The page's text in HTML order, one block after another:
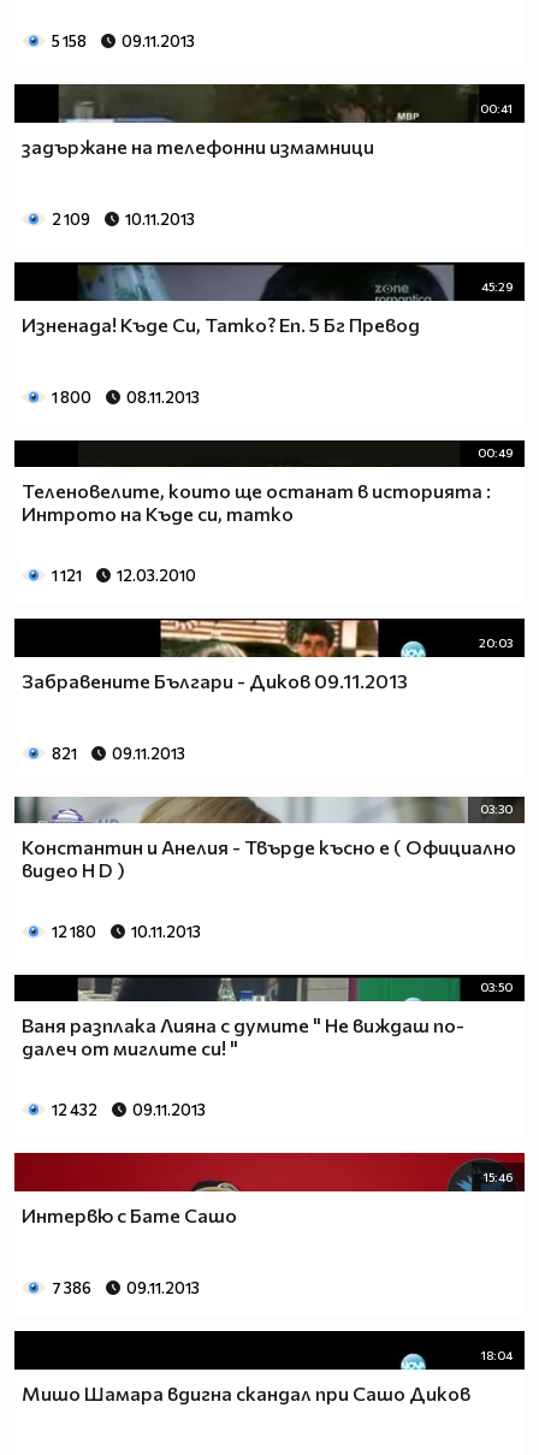
5 158 09.11.2013
00:41
задържане на телефонни измамници
2 109 10.11.2013
45:29
Изненада! Къде Си, Татко? Еп. 5 Бг Превод
1 800 08.11.2013
00:49
Теленовелите, които ще останат в историята :
Интрото на Къде си, татко
1 121 12.03.2010
20:03
Забравените Българи - Диков 09.11.2013
821 09.11.2013
03:30
Константин и Анелия - Твърде късно е ( Официално
видео H D )
12 180 10.11.2013
03:50
Ваня разплака Лияна с думите " Не виждаш по-
далеч от миглите си! "
12 432 09.11.2013
15:46
Интервю с Бате Сашо
7 386 09.11.2013
18:04
Мишо Шамара вдигна скандал при Сашо Диков